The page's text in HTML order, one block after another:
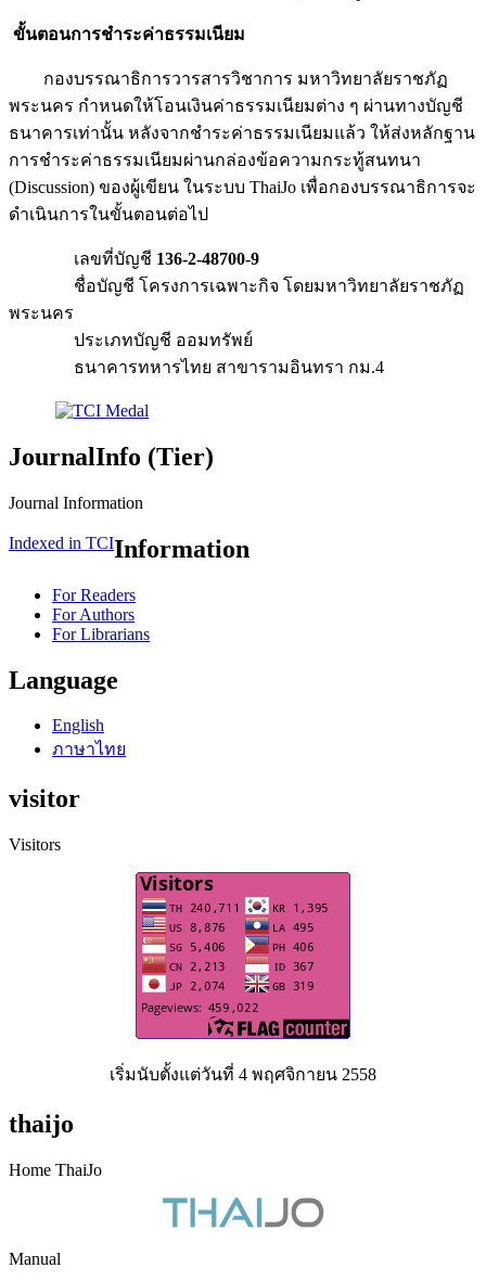
ขั้นตอนการชำระค่าธรรมเนียม
กองบรรณาธิการวารสารวิชาการ มหาวิทยาลัยราชภัฏ
พระนคร กำหนดให้โอนเงินค่าธรรมเนียมต่าง ๆ ผ่านทางบัญชี
ธนาคารเท่านั้น หลังจากชำระค่าธรรมเนียมแล้ว ให้ส่งหลักฐาน
การชำระค่าธรรมเนียมผ่านกล่องข้อความกระทู้สนทนา
(Discussion) ของผู้เขียน ในระบบ ThaiJo เพื่อกองบรรณาธิการจะ
ดำเนินการในขั้นตอนต่อไป
เลขที่บัญชี 136-2-48700-9
ชื่อบัญชี โครงการเฉพาะกิจ โดยมหาวิทยาลัยราชภัฏ
พระนคร
ประเภทบัญชี ออมทรัพย์
ธนาคารทหารไทย สาขารามอินทรา กม.4
JournalInfo (Tier)
Journal Information
Indexed in TCIInformation
For Readers
For Authors
For Librarians
Language
English
ภาษาไทย
visitor
Visitors
เริ่มนับตั้งแต่วันที่ 4 พฤศจิกายน 2558
thaijo
Home ThaiJo
Manual